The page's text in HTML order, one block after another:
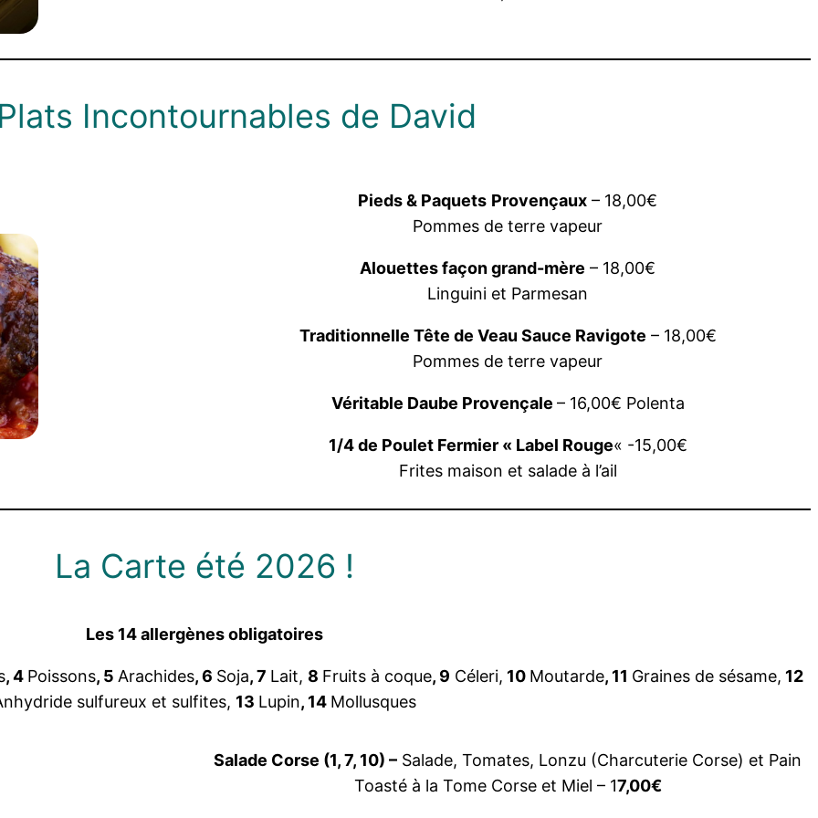
Incontournables de David
Pieds & Paquets Provençaux – 18,00€
Pommes de terre vapeur
Alouettes façon grand-mère – 18,00€
Linguini et Parmesan
Traditionnelle Tête de Veau Sauce Ravigote – 18,00€
Pommes de terre vapeur
Véritable Daube Provençale – 16,00€ Polenta
1/4 de Poulet Fermier « Label Rouge« -15,00€
Frites maison et salade à l’ail
La Carte été 2026 !
Les 14 allergènes obligatoires
, 4 Poissons, 5 Arachides, 6 Soja, 7 Lait, 8 Fruits à coque, 9 Céleri, 10 Moutarde, 11 Graines de sésame, 12
sulfureux et sulfites, 13 Lupin, 14 Mollusques
Salade Corse (1, 7, 10) – Salade, Tomates, Lonzu (Charcuterie Corse) et Pain
Toasté à la Tome Corse et Miel – 17,00€